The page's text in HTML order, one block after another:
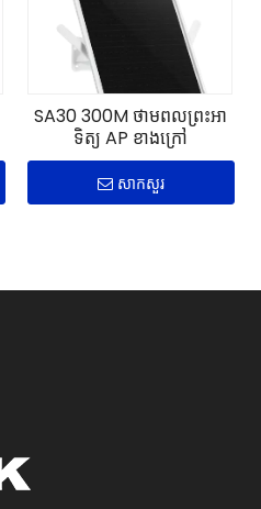
SA30 300M ថាមពលព្រះអា
ទិត្យ AP ខាងក្រៅ
សាកសួរ